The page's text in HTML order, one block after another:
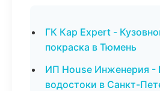
ГК Кар Expert -
покраска в Тюмень
ИП House Инженерия -
водостоки в Санкт-